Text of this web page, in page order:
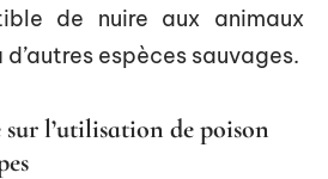
de nuire aux animaux
espèces sauvages.
l’utilisation de poison